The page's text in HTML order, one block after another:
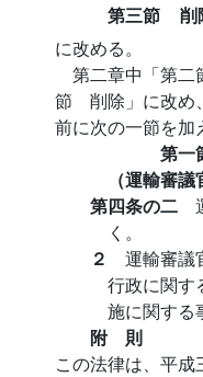
第三節
削
に改める。
第二章中「第
節 削除」に改め
前に次の一節を加
第
（運輸審議
第四条の二
く。
２ 運輸審議
行政に関す
施に関する
附 則
この法律は、平成